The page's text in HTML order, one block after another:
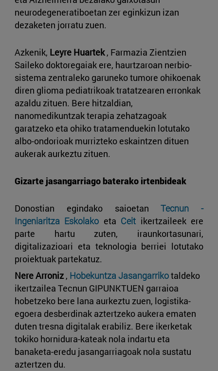
neurodegeneratiboetan zer eginkizun izan
dezaketen jorratu zuen.
Azkenik, Leyre Huartek, Farmazia Zientzien
Saileko doktoregaiak ere, haurtzaroan nerbio-
sistema zentraleko garuneko tumore ohikoenak
diren glioma pediatrikoak tratatzearen erronkak
azaldu zituen. Bere hitzaldian,
nanomedikuntzak terapia zehatzagoak
garatzeko eta ohiko tratamenduekin lotutako
albo-ondorioak murrizteko eskaintzen dituen
aukerak aurkeztu zituen.
Gizarte jasangarriago baterako irtenbideak
Donostian egindako saioetanTecnun -
Ingeniaritza Eskolako eta Ceit ikertzaileek ere
parte hartu zuten, iraunkortasunari,
digitalizazioari eta teknologia berriei lotutako
proiektuak partekatuz.
Nere Arroniz , Hobekuntza Jasangarrikotaldeko
ikertzailea Tecnun GIPUNKTUEN garraioa
hobetzeko bere lana aurkeztu zuen, logistika-
egoera desberdinak aztertzeko aukera ematen
duten tresna digitalak erabiliz. Bere ikerketak
tokiko hornidura-kateak nola indartu eta
banaketa-eredu jasangarriagoak nola sustatu
aztertzen du.